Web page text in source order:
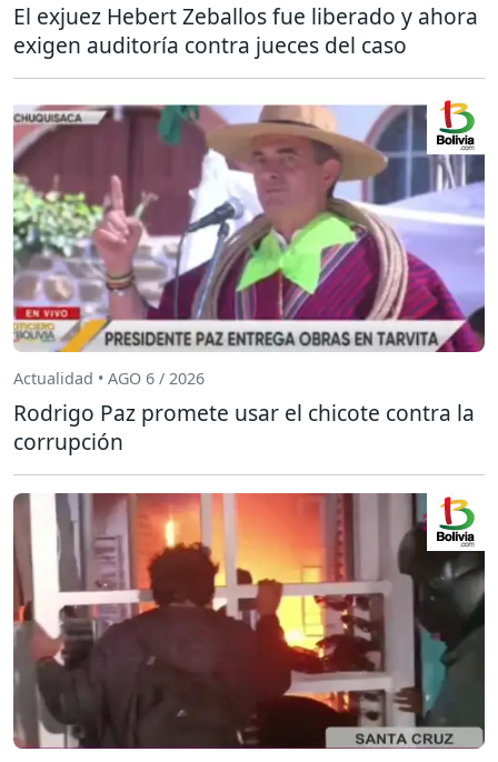
El exjuez Hebert Zeballos fue liberado y ahora
exigen auditoría contra jueces del caso
Actualidad • AGO 6 / 2026
Rodrigo Paz promete usar el chicote contra la
corrupción